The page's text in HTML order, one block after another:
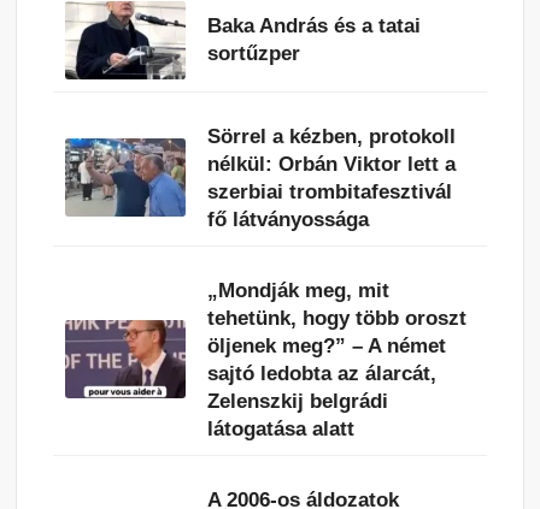
Baka András és a tatai
sortűzper
Sörrel a kézben, protokoll
nélkül: Orbán Viktor lett a
szerbiai trombitafesztivál
fő látványossága
„Mondják meg, mit
tehetünk, hogy több oroszt
öljenek meg?” – A német
sajtó ledobta az álarcát,
Zelenszkij belgrádi
látogatása alatt
A 2006-os áldozatok